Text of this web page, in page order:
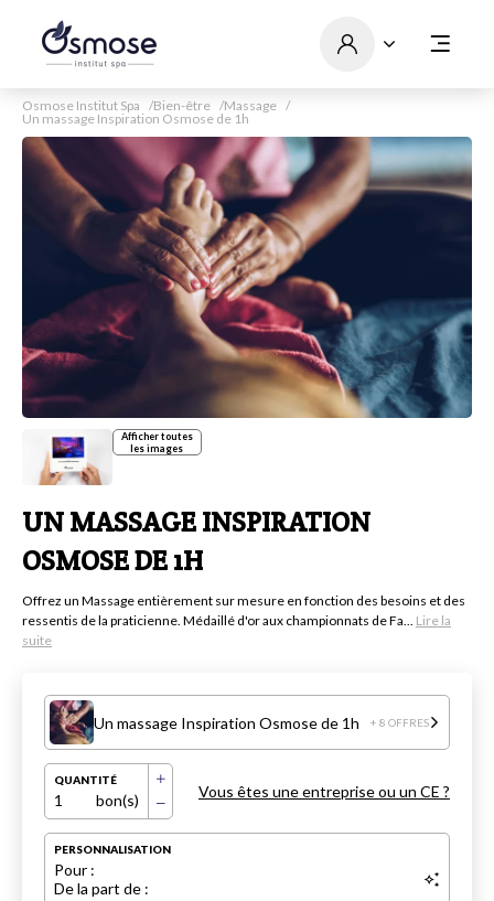
Osmose Institut Spa Bien-être
Massage
Un massage Inspiration Osmose de 1h
Afficher toutes
les images
UN MASSAGE INSPIRATION
OSMOSE DE 1H
Offrez un Massage entièrement sur mesure en fonction des besoins et des
ressentis de la praticienne. Médaillé d'or aux championnats de Fa... Lire la
suite
Un massage Inspiration Osmose de 1h + 8 OFFRES
QUANTITÉ
1 bon(s) Vous êtes une entreprise ou un CE ?
PERSONNALISATION
Pour :
De la part de :